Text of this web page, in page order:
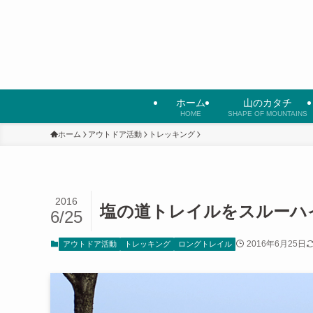
ホーム
HOME
山のカタチ
SHAPE OF MOUNTAINS
ホーム アウトドア活動 トレッキング
塩の道トレイルをスルーハ
2016
6/25
アウトドア活動 トレッキング ロングトレイル 2016年6月25日